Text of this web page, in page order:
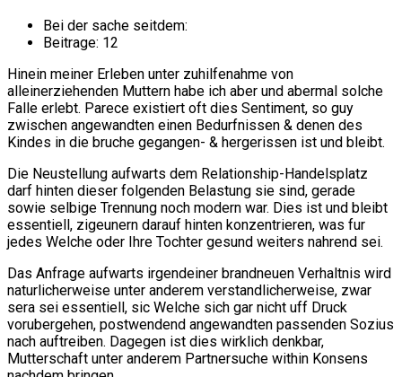
Bei der sache seitdem:
Beitrage: 12
Hinein meiner Erleben unter zuhilfenahme von
alleinerziehenden Muttern habe ich aber und abermal solche
Falle erlebt. Parece existiert oft dies Sentiment, so guy
zwischen angewandten einen Bedurfnissen & denen des
Kindes in die bruche gegangen- & hergerissen ist und bleibt.
Die Neustellung aufwarts dem Relationship-Handelsplatz
darf hinten dieser folgenden Belastung sie sind, gerade
sowie selbige Trennung noch modern war. Dies ist und bleibt
essentiell, zigeunern darauf hinten konzentrieren, was fur
jedes Welche oder Ihre Tochter gesund weiters nahrend sei.
Das Anfrage aufwarts irgendeiner brandneuen Verhaltnis wird
naturlicherweise unter anderem verstandlicherweise, zwar
sera sei essentiell, sic Welche sich gar nicht uff Druck
vorubergehen, postwendend angewandten passenden Sozius
nach auftreiben. Dagegen ist dies wirklich denkbar,
Mutterschaft unter anderem Partnersuche within Konsens